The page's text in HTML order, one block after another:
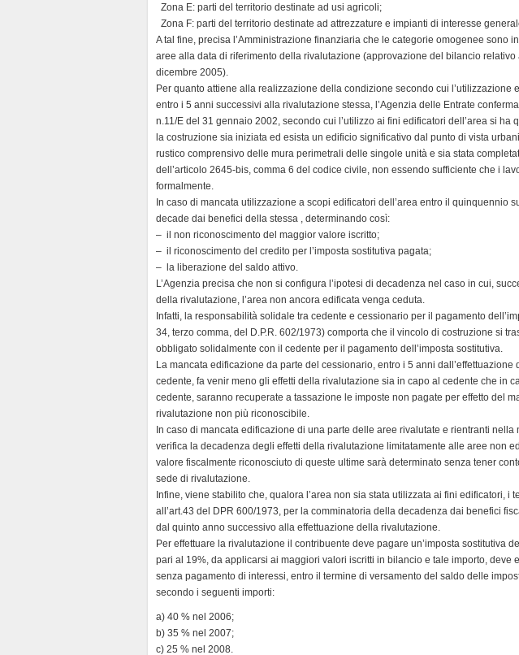
 Zona E: parti del territorio destinate ad usi agricoli;
 Zona F: parti del territorio destinate ad attrezzature e impianti di interesse
A tal fine, precisa l’Amministrazione finanziaria che le categorie omogenee sono
aree alla data di riferimento della rivalutazione (approvazione del bilancio relativo
dicembre 2005).
Per quanto attiene alla realizzazione della condizione secondo cui l’utilizzazione
entro i 5 anni successivi alla rivalutazione stessa, l’Agenzia delle Entrate
n.11/E del 31 gennaio 2002, secondo cui l’utilizzo ai fini edificatori dell’area si ha
la costruzione sia iniziata ed esista un edificio significativo dal punto di vista
rustico comprensivo delle mura perimetrali delle singole unità e sia stata
dell’articolo 2645-bis, comma 6 del codice civile, non essendo sufficiente che i
formalmente.
In caso di mancata utilizzazione a scopi edificatori dell’area entro il quinquennio
decade dai benefici della stessa , determinando così:
– il non riconoscimento del maggior valore iscritto;
– il riconoscimento del credito per l’imposta sostitutiva pagata;
– la liberazione del saldo attivo.
L’Agenzia precisa che non si configura l’ipotesi di decadenza nel caso in cui,
della rivalutazione, l’area non ancora edificata venga ceduta.
Infatti, la responsabilità solidale tra cedente e cessionario per il pagamento
34, terzo comma, del D.P.R. 602/1973) comporta che il vincolo di costruzione si
obbligato solidalmente con il cedente per il pagamento dell’imposta sostitutiva.
La mancata edificazione da parte del cessionario, entro i 5 anni
cedente, fa venir meno gli effetti della rivalutazione sia in capo al cedente che in
cedente, saranno recuperate a tassazione le imposte non pagate per effetto del
rivalutazione non più riconoscibile.
In caso di mancata edificazione di una parte delle aree rivalutate e rientranti
verifica la decadenza degli effetti della rivalutazione limitatamente alle aree non
valore fiscalmente riconosciuto di queste ultime sarà determinato senza tener
sede di rivalutazione.
Infine, viene stabilito che, qualora l’area non sia stata utilizzata ai fini edificatori, i
all’art.43 del DPR 600/1973, per la comminatoria della decadenza dai benefici
dal quinto anno successivo alla effettuazione della rivalutazione.
Per effettuare la rivalutazione il contribuente deve pagare un’imposta sostitutiva
pari al 19%, da applicarsi ai maggiori valori iscritti in bilancio e tale importo, deve
senza pagamento di interessi, entro il termine di versamento del saldo delle
secondo i seguenti importi:
a) 40 % nel 2006;
b) 35 % nel 2007;
c) 25 % nel 2008.